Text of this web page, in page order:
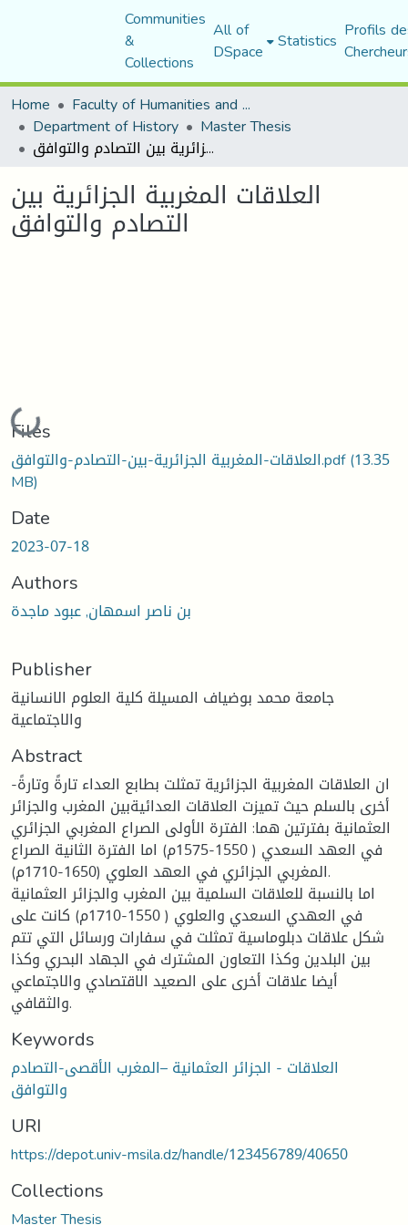
Communities
&
Collections
All of
DSpace Statistics Profils
Home
Faculty of Humanities and Social Sciences
Department of History Master Thesis
العلاقات المغربية الجزائرية بين التصادم والتوافق
العلاقات المغربية الجزائرية بين
التصادم والتوافق
Loading...
Files
العلاقات-المغربية الجزائرية-بين-التصادم-والتوافق.pdf(13.35
MB)
Date
2023-07-18
Authors
بن ناصر اسمهان, عبود ماجدة
Publisher
جامعة محمد بوضياف المسيلة كلية العلوم الانسانية
والاجتماعية
Abstract
-ان العلاقات المغربية الجزائرية تمثلت بطابع العداء تارةً وتارةً
أخرى بالسلم حيث تميزت العلاقات العدائيةبين المغرب والجزائر
العثمانية بفترتين هما: الفترة الأولى الصراع المغربي الجزائري
في العهد السعدي ( 1550-1575م) اما الفترة الثانية الصراع
المغربي الجزائري في العهد العلوي (1650-1710م).
اما بالنسبة للعلاقات السلمية بين المغرب والجزائر العثمانية
في العهدي السعدي والعلوي ( 1550-1710م) كانت على
شكل علاقات دبلوماسية تمثلت في سفارات ورسائل التي تتم
بين البلدين وكذا التعاون المشترك في الجهاد البحري وكذا
أيضا علاقات أخرى على الصعيد الاقتصادي والاجتماعي
والثقافي.
Keywords
العلاقات - الجزائر العثمانية –المغرب الأقصى-التصادم
والتوافق
URI
https://depot.univ-msila.dz/handle/123456789/40650
Collections
Master Thesis